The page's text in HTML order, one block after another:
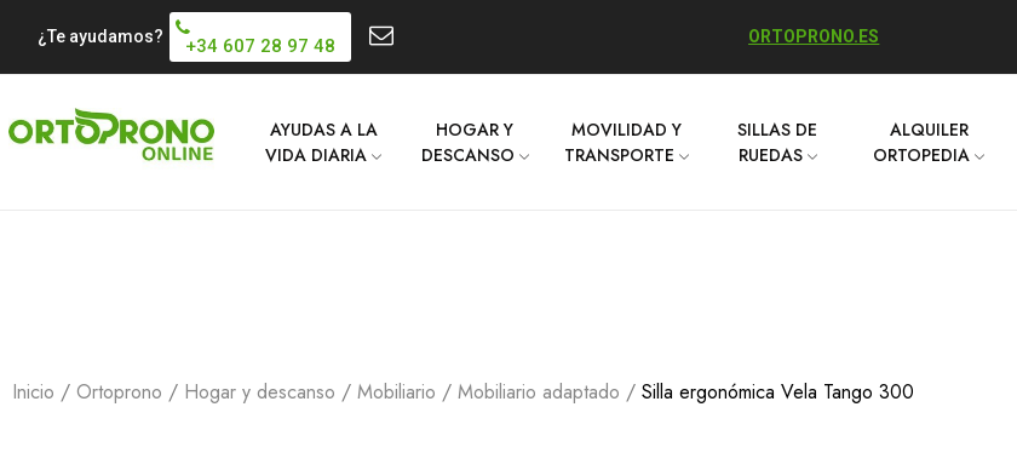
¿Te ayudamos? +34 607 28 97 48 ORTOPRONO.ES
AYUDAS A LA
VIDA DIARIA
HOGAR Y
DESCANSO
MOVILIDAD Y
TRANSPORTE
SILLAS DE
RUEDAS
ALQUILER
ORTOPEDIA
Inicio Ortoprono Hogar y descanso Mobiliario Mobiliario adaptado Silla ergonómica Vela Tango 300